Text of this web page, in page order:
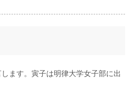
ます。寅子は明律大学女子部に出